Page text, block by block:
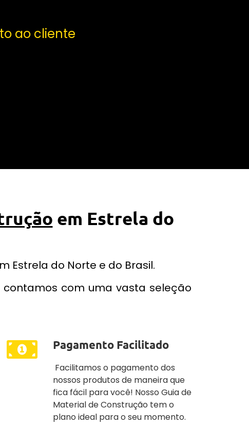
ao cliente
em Estrela do
Estrela do Norte e do Brasil.
com uma vasta seleção
Pagamento Facilitado
Facilitamos o pagamento dos
nossos produtos de maneira que
fica fácil para você! Nosso Guia de
Material de Construção tem o
plano ideal para o seu momento.